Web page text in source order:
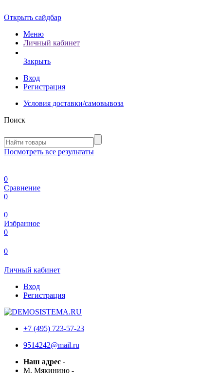
Открыть сайдбар
Меню
Личный кабинет
Закрыть
Вход
Регистрация
Условия доставки/самовывоза
Поиск
Посмотреть все результаты
0
Сравнение
0
0
Избранное
0
0
Личный кабинет
Вход
Регистрация
+7 (495) 723-57-23
9514242@mail.ru
Наш адрес -
М. Мякинино -